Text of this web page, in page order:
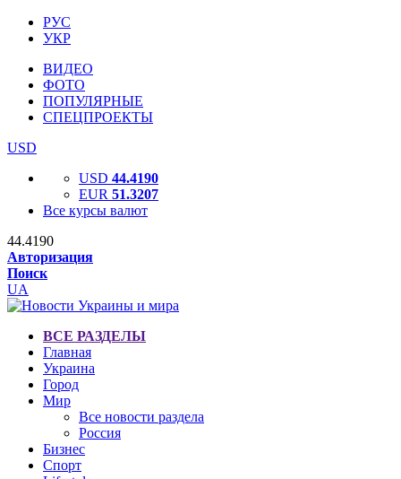
РУС
УКР
ВИДЕО
ФОТО
ПОПУЛЯРНЫЕ
СПЕЦПРОЕКТЫ
USD
USD 44.4190
EUR 51.3207
Все курсы валют
44.4190
Авторизация
Поиск
UA
ВСЕ РАЗДЕЛЫ
Главная
Украина
Город
Мир
Все новости раздела
Россия
Бизнес
Спорт